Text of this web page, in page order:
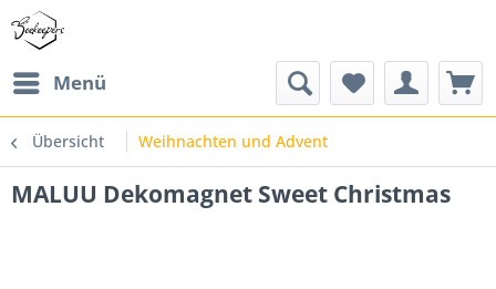
Menü
Übersicht Weihnachten und Advent
MALUU Dekomagnet Sweet Christmas